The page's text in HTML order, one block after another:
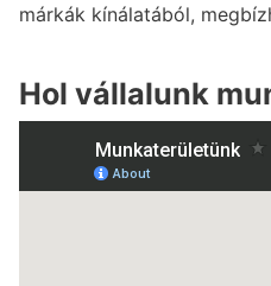
márkák kínálatából,
Hol vállalunk